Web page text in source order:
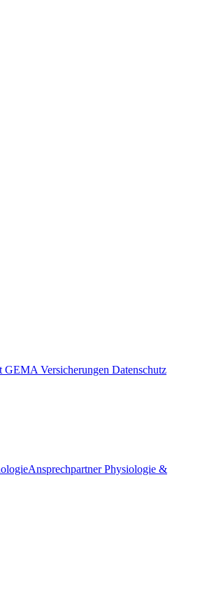
GEMA Versicherungen Datenschutz
Ansprechpartner Physiologie &